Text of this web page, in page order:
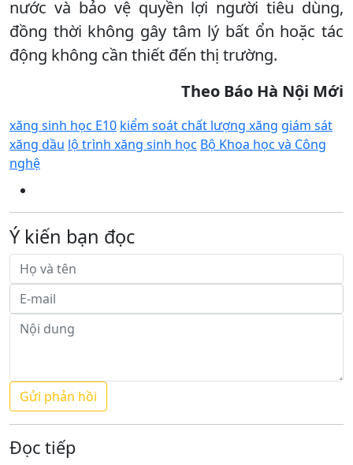
nước và bảo vệ quyền lợi người tiêu dùng,
đồng thời không gây tâm lý bất ổn hoặc tác
động không cần thiết đến thị trường.
Theo Báo Hà Nội Mới
xăng sinh học E10 kiểm soát chất lượng xăng giám sát
xăng dầu lộ trình xăng sinh học Bộ Khoa học và Công
nghệ
Ý kiến bạn đọc
Đọc tiếp